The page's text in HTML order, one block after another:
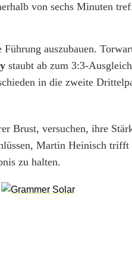
von sechs Minuten
auszubauen.
staubt ab zum 3:3-
in die zweite
Brust, versuchen, ihre
Martin Heinisch
zu halten.